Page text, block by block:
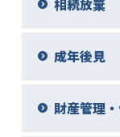
相続放棄
成年後見
財産管理